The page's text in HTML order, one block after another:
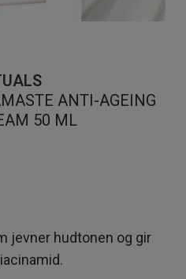
ANTI-AGEING
50 ML
jevner hudtonen og gir